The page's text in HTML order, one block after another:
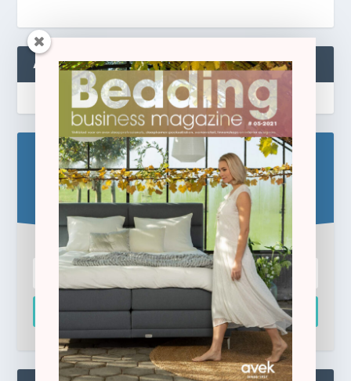
ABONNEREN
Blijf op de hoogte!
Schrijf u hier in voor de gratis e-newsletter.
Inschrijven